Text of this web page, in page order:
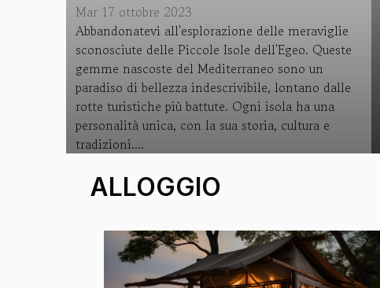
Mar 17 ottobre 2023
Abbandonatevi all'esplorazione delle meraviglie
sconosciute delle Piccole Isole dell'Egeo. Queste
gemme nascoste del Mediterraneo sono un
paradiso di bellezza indescrivibile, lontano dalle
rotte turistiche più battute. Ogni isola ha una
personalità unica, con la sua storia, cultura e
tradizioni....
ALLOGGIO